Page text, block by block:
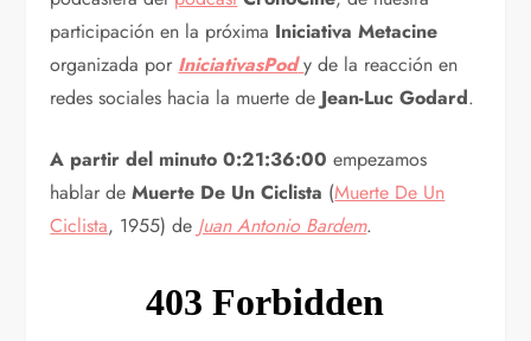
participación en la próxima Iniciativa Metacine
organizada por IniciativasPod y de la reacción en
redes sociales hacia la muerte de Jean-Luc Godard.
A partir del minuto 0:21:36:00 empezamos
hablar deMuerte De Un Ciclista (Muerte De Un
Ciclista, 1955) de Juan Antonio Bardem.